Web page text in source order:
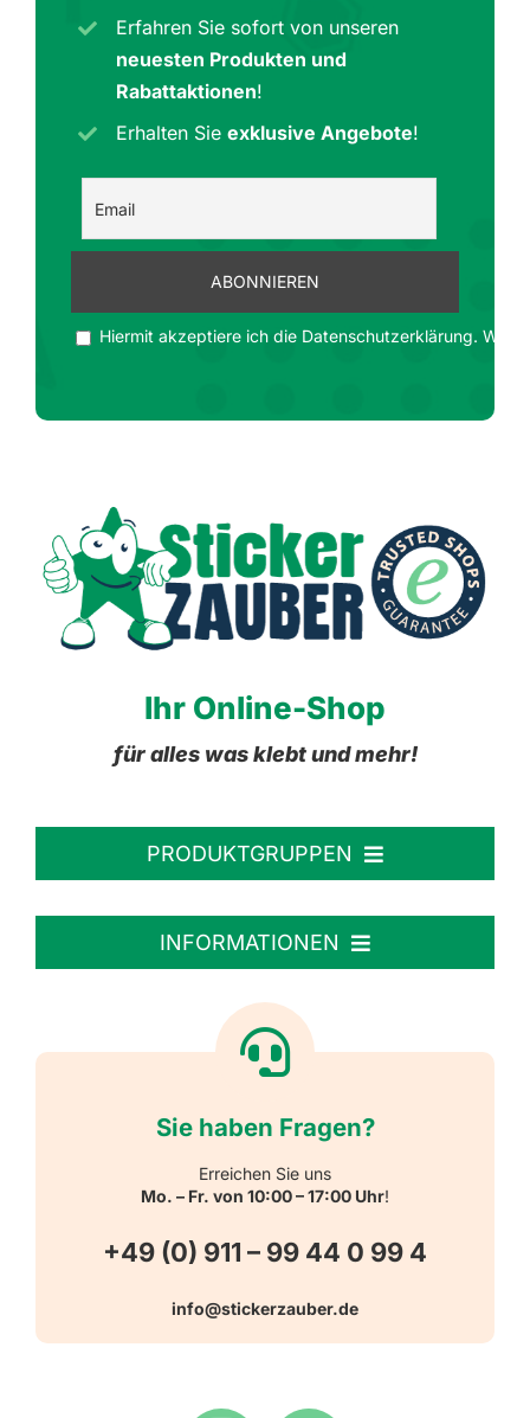
Erfahren Sie sofort von unseren
neuesten Produkten und
Rabattaktionen!
Erhalten Sieexklusive Angebote!
Hiermit akzeptiere ich die Datenschutzerklärung. Wir
Ihr Online-Shop
für alles was klebt und mehr!
PRODUKTGRUPPEN
Personalisierte Aufkleber
Reflektierende Aufkleber
Warn-, Gebots-, Verbots- und
Hinweisaufkleber
INFORMATIONEN
Versandarten
Sie haben Fragen?
Erreichen Sie uns
Mo. – Fr. von 10:00 – 17:00 Uhr!
+49 (0) 911 – 99 44 0 99 4
info@stickerzauber.de